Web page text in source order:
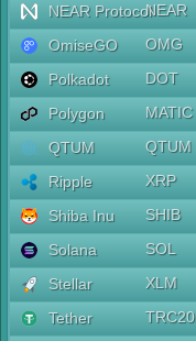
NEAR ProtocolNEAR
OmiseGO
OMG
Polkadot
DOT
Polygon
MATIC
QTUM
QTUM
Ripple
XRP
Shiba Inu
SHIB
Solana
SOL
Stellar
XLM
Tether
TRC20